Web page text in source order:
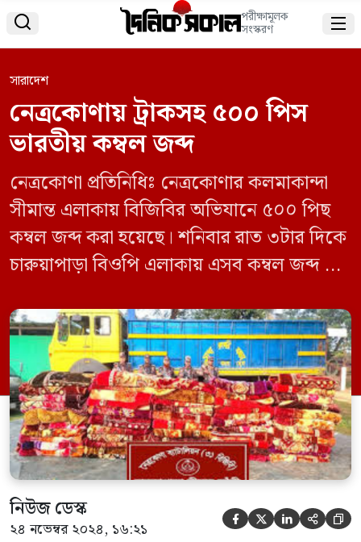
 পরীক্ষামূলক
সংস্করণ 
সারাদেশ
নেত্রকোণায় ট্রাকসহ ৫০০ পিস
ভারতীয় কম্বল জব্দ
নেত্রকোণা প্রতিনিধিঃ নেত্রকোণার কলমাকান্দা
সীমান্ত এলাকায় বিজিবির অভিযানে ৫০০ পিছ
কম্বল জব্দ করা হয়েছে। শনিবার রাত ৩টার দিকে
চারুয়াপাড়া বিওপি এলাকায় এসব কম্বল জব্দ করা
বিজিবি ব্যাটালিয়নের অধিনায়ক লেঃ কর্নেল এ
এস এম কামরুজ্জামান স্বাক্ষরিত এক সংবাদ
বিজ্ঞপ্তির মাধ্যমে এসব তথ্য নিশ্চিত করেছেন।
সংবাদ বিজ্ঞপ্তির মাধ্যমে জানা গেছে, […]
নিউজ ডেস্ক
২৪ নভেম্বর ২০২৪, ১৬:২১     